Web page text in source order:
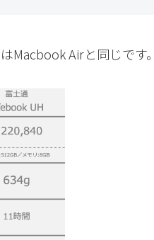
Macbook Airと同じです。